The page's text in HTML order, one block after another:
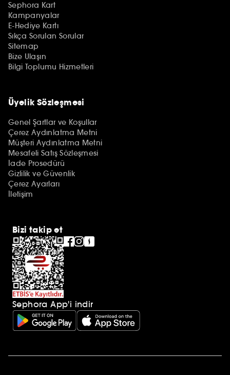
Sephora Kart
Kampanyalar
E-Hediye Kartı
Sıkça Sorulan Sorular
Sitemap
Bize Ulaşın
Bilgi Toplumu Hizmetleri
Üyelik Sözleşmesi
Genel Şartlar ve Koşullar
Çerez Aydınlatma Metni
Müşteri Aydınlatma Metni
Mesafeli Satış Sözleşmesi
İade Prosedürü
Gizlilik ve Güvenlik
Çerez Ayarları
İletişim
Bizi takip et
Sephora App'i indir